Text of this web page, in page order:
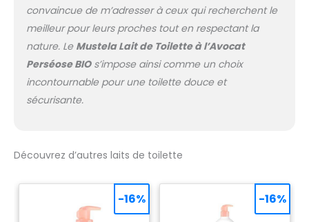
convaincue de m’adresser à ceux qui recherchent le
meilleur pour leurs proches tout en respectant la
nature. Le Mustela Lait de Toilette à l’Avocat
Perséose BIOs’impose ainsi comme un choix
incontournable pour une toilette douce et
sécurisante.
Découvrez d’autres laits de toilette
-16% -16%